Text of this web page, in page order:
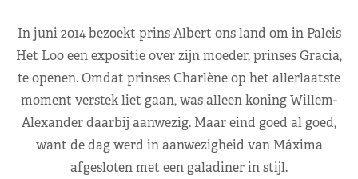
In juni 2014 bezoekt prins Albert ons land om in Paleis
Het Loo een expositie over zijn moeder, prinses Gracia,
te openen. Omdat prinses Charlène op het allerlaatste
moment verstek liet gaan, was alleen koning Willem-
Alexander daarbij aanwezig. Maar eind goed al goed,
want de dag werd in aanwezigheid van Máxima
afgesloten met een galadiner in stijl.